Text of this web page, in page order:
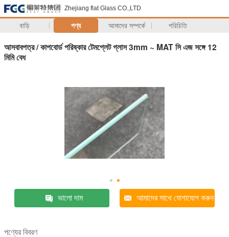
Zhejiang flat Glass CO.,LTD
বাড়ি পণ্য আমাদের সম্পর্কে পরিচিতি
আসবাবপত্র / কাপবোর্ড পরিষ্কার টেমপ্লেট গ্লাস 3mm ~ MAT সি এজ সঙ্গে 12
মিমি বেধ
ভালো দাম আমাদের সাথে যোগাযোগ করুন
পণ্যের বিবরণ